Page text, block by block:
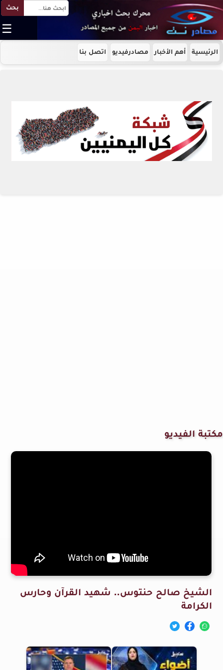
بحث
☰
الرئيسية أهم الأخبار مصادرفيديو اتصل بنا
مكتبة الفيديو
الشيخ صالح حنتوس.. شهيد القرآن وحارس
الكرامة